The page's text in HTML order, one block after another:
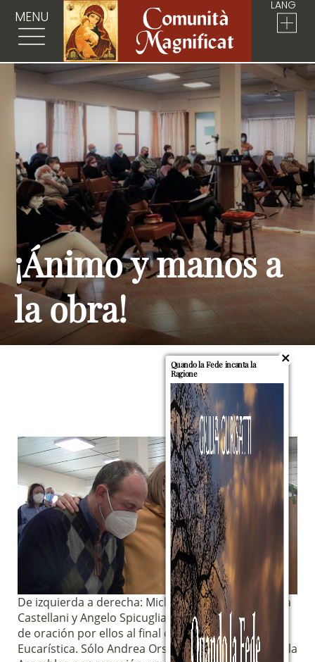
MENU
LANG
¡Ánimo y manos a
la obra!
De izquierda a derecha: Michele Rossetti, Maria Rita
Castellani y Angelo Spicuglia, durante el momento
de oración por ellos al final de la Celebración
Eucarística. Sólo Andrea Orsini estuvo presente en la
Quando la Fede incanta la
Ragione